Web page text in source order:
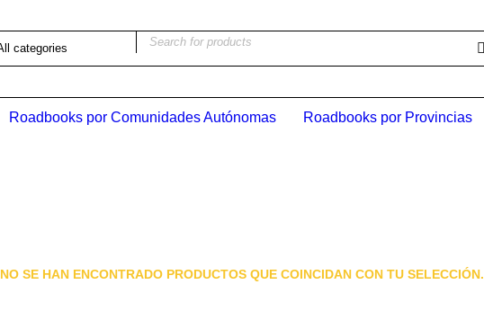
Roadbooks por Comunidades Autónomas Roadbooks por Provincias
NO SE HAN ENCONTRADO PRODUCTOS QUE COINCIDAN CON TU SELECCIÓN.